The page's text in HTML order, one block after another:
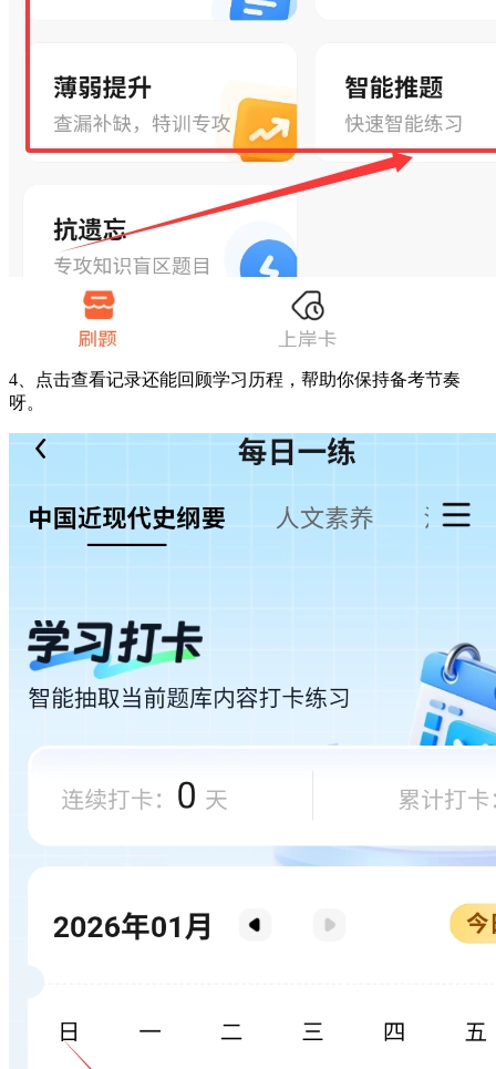
4、点击查看记录还能回顾学习历程，帮助你保持备考节奏
呀。